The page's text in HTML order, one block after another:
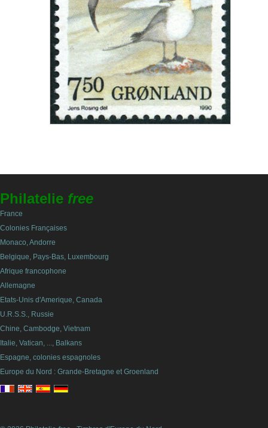
Philatelie free
France
Colonies Françaises
Monaco, Andorre
Belgique, Pays-Bas, Luxembourg
Afrique francophone
Allemagne
Etats-Unis d'Amerique, Canada
U.R.S.S., Russie
Chine, Cambodge, Vietnam
Italie, Vatican, ..., Balkans
Espagne, colonies espagnoles
Europe du Nord : Grande-Bretagne et Groenland